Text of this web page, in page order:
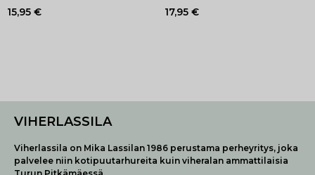
15,95 € 17,95 €
VIHERLASSILA
Viherlassila on Mika Lassilan 1986 perustama perheyritys, joka
palvelee niin kotipuutarhureita kuin viheralan ammattilaisia